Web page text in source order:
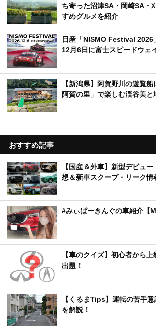
ち寄った沼津SA・岡崎SA・
すめグルメを紹介
日産「NISMO Festival
12月6日に富士スピードウェ
【新潟県】阿賀野川の遊覧
阿賀の里」で楽しむ渓谷美と
おすすめ記事
【国産＆外車】新型デビュ
想＆新車スクープ・リーク情
#みぃぱーきんぐの車紹介【
【車のクイズ】初心者から
出題！
【くるまTips】運転の苦手
を解説！